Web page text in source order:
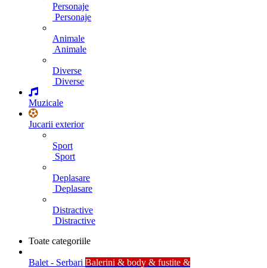
Personaje
Personaje
Animale
Animale
Diverse
Diverse
Muzicale
Jucarii exterior
Sport
Sport
Deplasare
Deplasare
Distractive
Distractive
Toate categoriile
Balet - Serbari Balerini & body & fustite &